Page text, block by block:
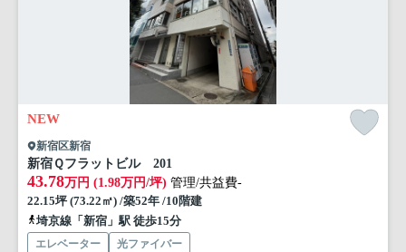
NEW
新宿区新宿
新宿Ｑフラットビル 201
43.78万円 (1.98万円/坪) 管理/共益費-
22.15坪 (73.22㎡) /築52年 /10階建
埼京線「新宿」駅 徒歩15分
エレベーター 光ファイバー